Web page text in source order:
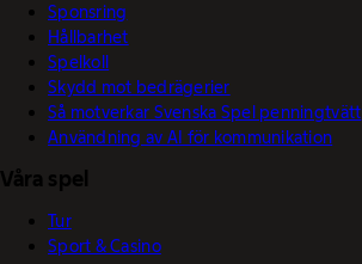
Sponsring
Hållbarhet
Spelkoll
Skydd mot bedrägerier
Så motverkar Svenska Spel penningtvätt
Användning av AI för kommunikation
Våra spel
Tur
Sport & Casino